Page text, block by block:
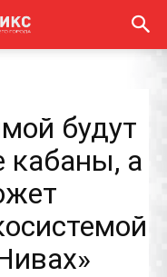
будут
кабаны, а